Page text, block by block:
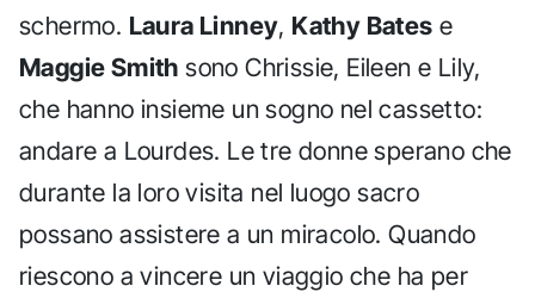
schermo. Laura Linney, Kathy Bates e
Maggie Smith sono Chrissie, Eileen e Lily,
che hanno insieme un sogno nel cassetto:
andare a Lourdes. Le tre donne sperano che
durante la loro visita nel luogo sacro
possano assistere a un miracolo. Quando
riescono a vincere un viaggio che ha per